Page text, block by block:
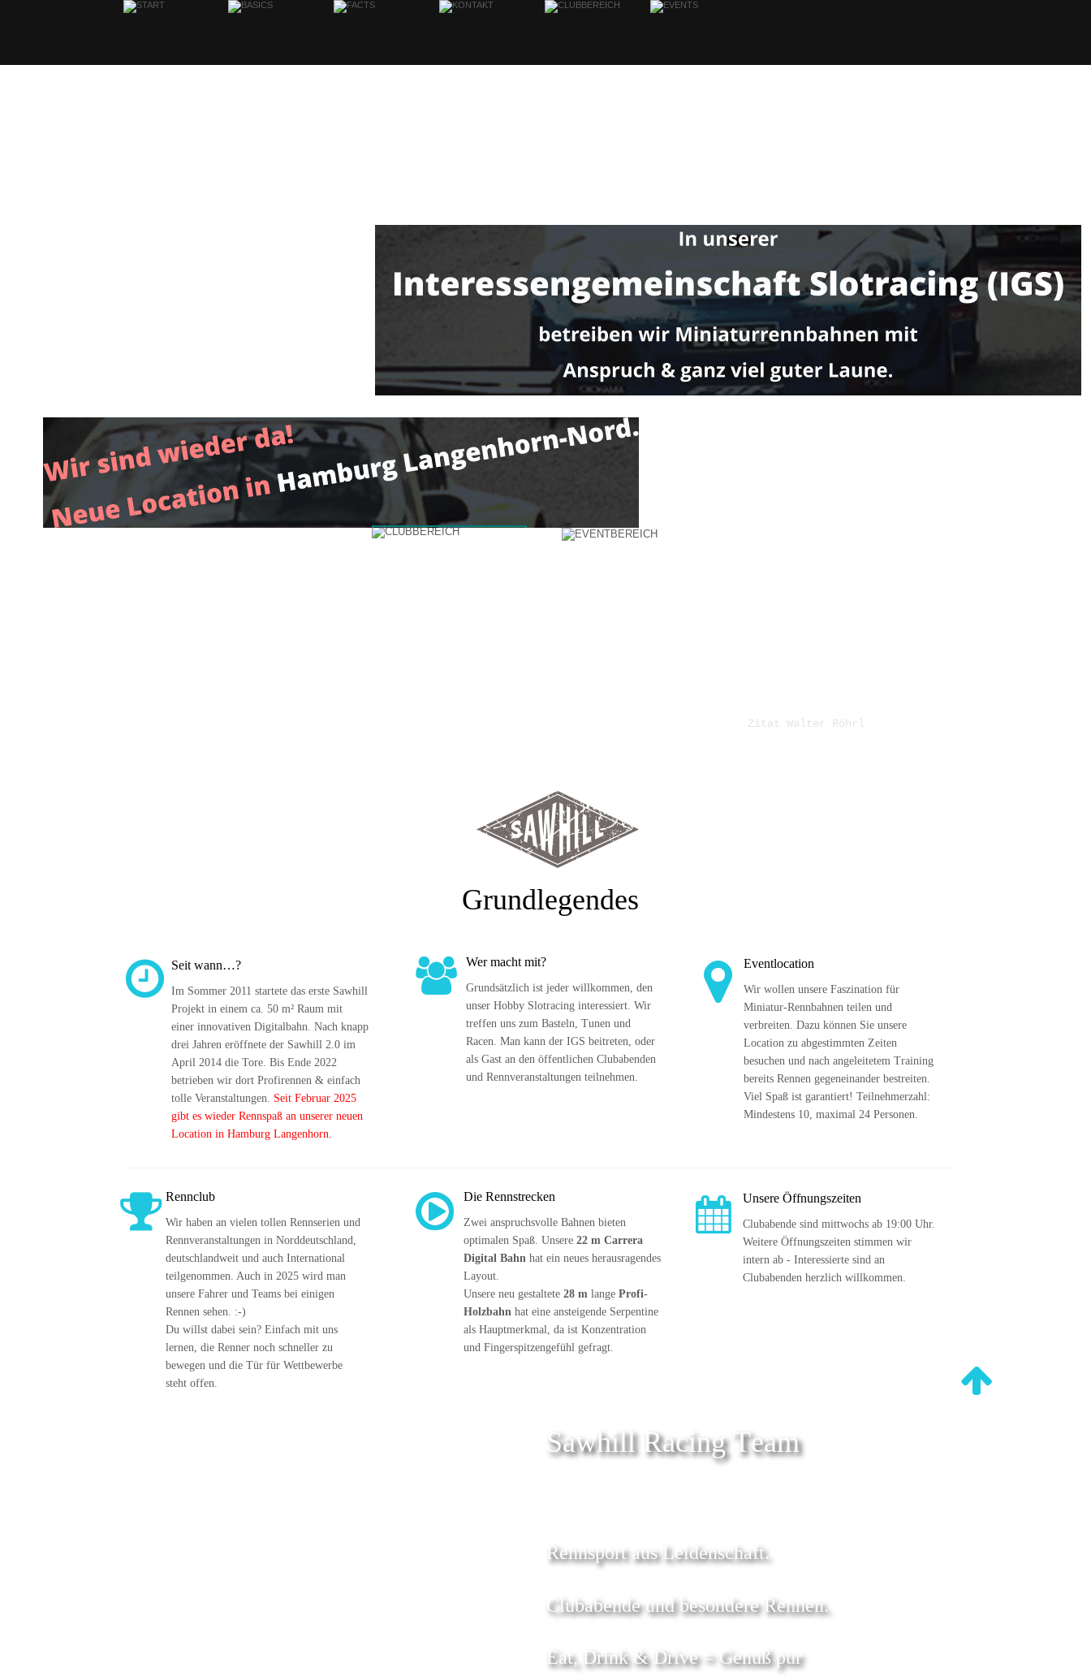
Eventlocation
Wir wollen unsere Faszination für
Miniatur-Rennbahnen teilen und
verbreiten. Dazu können Sie unsere
Location zu abgestimmten Zeiten
besuchen und nach angeleitetem Training
bereits Rennen gegeneinander bestreiten.
Viel Spaß ist garantiert! Teilnehmerzahl:
Mindestens 10, maximal 24 Personen.
Die Rennstrecken
Zwei anspruchsvolle Bahnen bieten
optimalen Spaß. Unsere 22 m Carrera
Digital Bahn hat ein neues herausragendes
Layout.
Unsere neu gestaltete 28 m lange Profi-
Holzbahn hat eine ansteigende Serpentine
als Hauptmerkmal, da ist Konzentration
und Fingerspitzengefühl gefragt.
Unsere Öffnungszeiten
Clubabende sind mittwochs ab 19:00 Uhr.
Weitere Öffnungszeiten stimmen wir
intern ab - Interessierte sind an
Clubabenden herzlich willkommen.
Rennclub
Wir haben an vielen tollen Rennserien und
Rennveranstaltungen in Norddeutschland,
deutschlandweit und auch International
teilgenommen. Auch in 2025 wird man
unsere Fahrer und Teams bei einigen
Rennen sehen. :-)
Du willst dabei sein? Einfach mit uns
lernen, die Renner noch schneller zu
bewegen und die Tür für Wettbewerbe
steht offen.
Seit wann…?
Im Sommer 2011 startete das erste Sawhill
Projekt in einem ca. 50 m² Raum mit
einer innovativen Digitalbahn. Nach knapp
drei Jahren eröffnete der Sawhill 2.0 im
April 2014 die Tore. Bis Ende 2022
betrieben wir dort Profirennen & einfach
tolle Veranstaltungen.
Seit Februar 2025
gibt es wieder Rennspaß an unserer neuen
Location in Hamburg Langenhorn.
Wer macht mit?
Grundsätzlich ist jeder willkommen, den
unser Hobby Slotracing interessiert. Wir
treffen uns zum Basteln, Tunen und
Racen. Man kann der IGS beitreten, oder
als Gast an den öffentlichen Clubabenden
und Rennveranstaltungen teilnehmen.
Sawhill Racing Team
Rennsport aus Leidenschaft.
Clubabende und besondere Rennen.
Eat, Drink & Drive = Genuß pur
Grundlegendes
Zitat Walter Röhrl